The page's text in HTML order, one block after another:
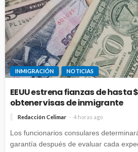
INMIGRACIÓN NOTICIAS
EEUU estrena fianzas de hasta
obtener visas de inmigrante
Redacción Celimar 4 horas ago
Los funcionarios consulares
garantía después de evaluar cada